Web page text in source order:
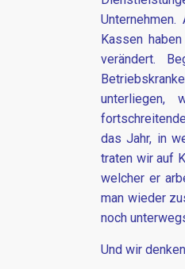
Kassen
verändert.
unterliegen,
das Jahr, in
traten wir auf
welcher er
man wieder
noch
Und wir